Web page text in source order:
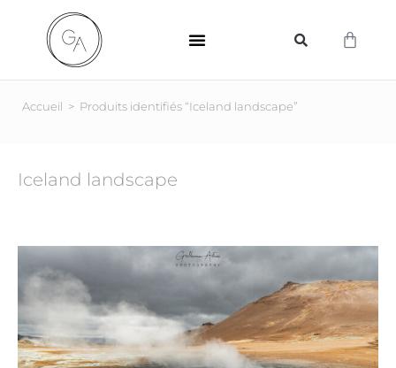
Accueil > Produits identifiés “Iceland landscape”
Iceland landscape